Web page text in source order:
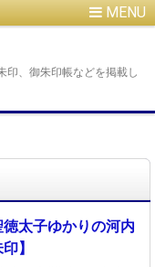
印、御朱印帳などを掲載し
太子ゆかりの河内
】